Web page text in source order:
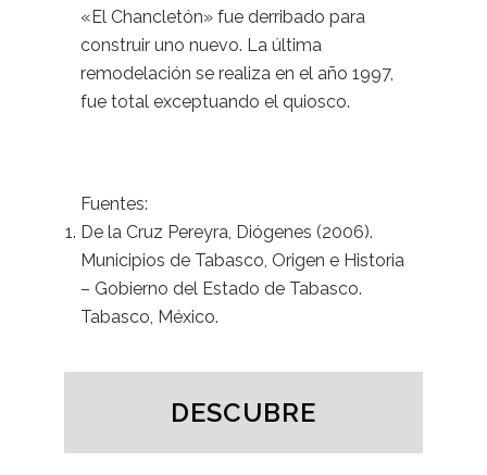
«El Chancletón» fue derribado para
construir uno nuevo. La última
remodelación se realiza en el año 1997,
fue total exceptuando el quiosco.
Fuentes:
De la Cruz Pereyra, Diógenes (2006).
Municipios de Tabasco, Origen e Historia
– Gobierno del Estado de Tabasco.
Tabasco, México.
DESCUBRE